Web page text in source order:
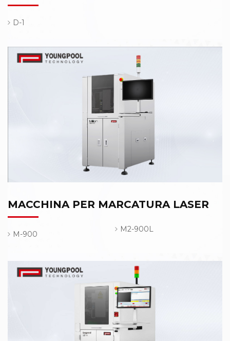
D-1
MACCHINA PER MARCATURA LASER
M-900
M2-900L